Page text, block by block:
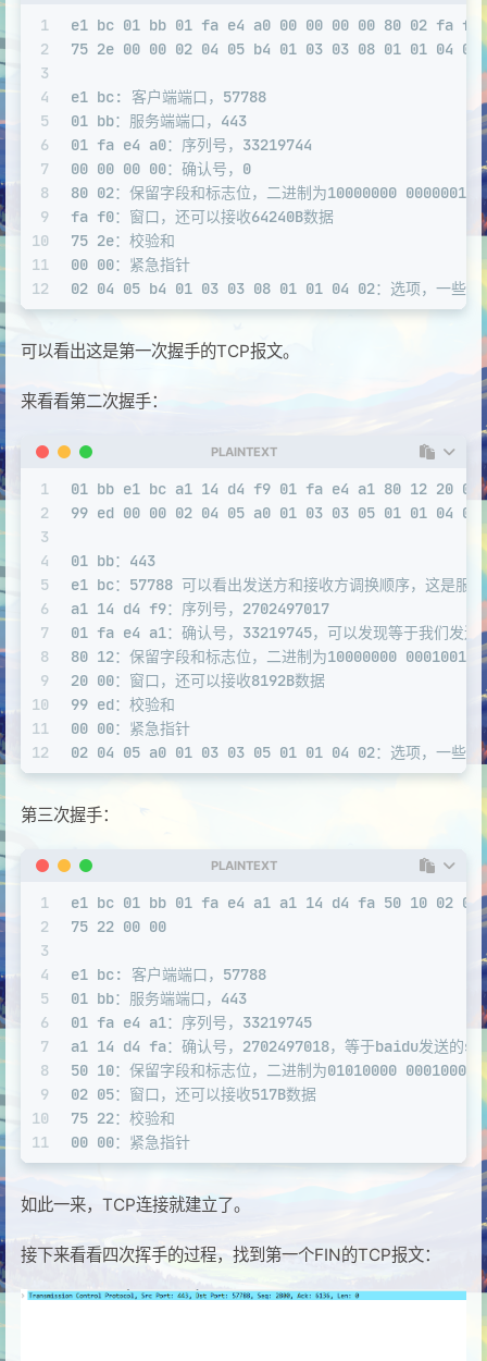
1
2
3
4
5
6
7
8
9
10
11
12
e1 bc 01 bb 01 fa e4 a0 00 00 00 00 80 02 fa f0
75 2e 00 00 02 04 05 b4 01 03 03 08 01 01 04 02
e1 bc: 客户端端口，57788
01 bb：服务端端口，443
01 fa e4 a0：序列号，33219744
00 00 00 00：确认号，0
80 02：保留字段和标志位，二进制为10000000 00000010
fa f0：窗口，还可以接收64240B数据
75 2e：校验和
00 00：紧急指针
02 04 05 b4 01 03 03 08 01 01 04 02：选项，一些参
可以看出这是第一次握手的TCP报文。
来看看第二次握手：
PLAINTEXT
1
2
3
4
5
6
7
8
9
10
11
12
01 bb e1 bc a1 14 d4 f9 01 fa e4 a1 80 12 20 00
99 ed 00 00 02 04 05 a0 01 03 03 05 01 01 04 02
01 bb：443
e1 bc：57788 可以看出发送方和接收方调换顺序，这是服
a1 14 d4 f9：序列号，2702497017
01 fa e4 a1：确认号，33219745，可以发现等于我们发送
80 12：保留字段和标志位，二进制为10000000 00010010
20 00：窗口，还可以接收8192B数据
99 ed：校验和
00 00：紧急指针
02 04 05 a0 01 03 03 05 01 01 04 02：选项，一些参
第三次握手：
PLAINTEXT
1
2
3
4
5
6
7
8
9
10
11
e1 bc 01 bb 01 fa e4 a1 a1 14 d4 fa 50 10 02 05
75 22 00 00
e1 bc: 客户端端口，57788
01 bb：服务端端口，443
01 fa e4 a1：序列号，33219745
a1 14 d4 fa：确认号，2702497018，等于baidu发送的
50 10：保留字段和标志位，二进制为01010000 00010000
02 05：窗口，还可以接收517B数据
75 22：校验和
00 00：紧急指针
如此一来，TCP连接就建立了。
接下来看看四次挥手的过程，找到第一个FIN的TCP报文：